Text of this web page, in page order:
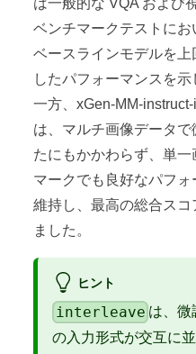
は一般的な VQA および
ベンチマークテストにお
ベースラインモデルを上
したパフォーマンスを示
一方、xGen-MM-
は、マルチ画像データで
たにもかかわらず、単一
マークでも良好なパフォ
維持し、最高の総合スコ
ました。
ヒント
interleave は、微
の入力形式が交互に